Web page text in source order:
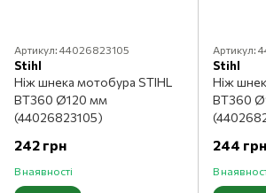
Артикул: 44026823105
Stihl
Ніж шнека мотобура STIHL
BT360 Ø120 мм
(44026823105)
242 грн
В наявності
Артикул:
Stihl
Ніж
BT360
244 грн
В